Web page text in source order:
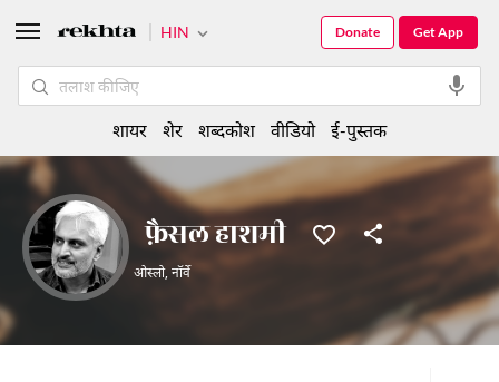
फ़ैसल हाशमी
ओस्लो, नॉर्वे
HIN Get App
Donate
शायर शेर शब्दकोश वीडियो ई-पुस्तक